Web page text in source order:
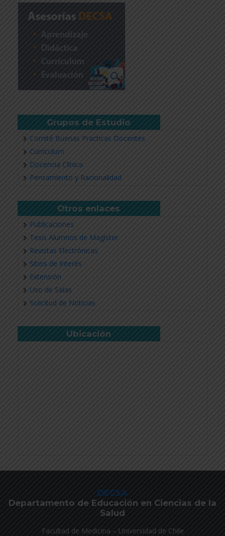
Grupos de Estudio
Comité Buenas Practicas Docentes
Currículum
Docencia Clínica
Pensamiento y Racionalidad
Otros enlaces
Publicaciones
Tesis Alumnos de Magíster
Revistas Electrónicas
Sitios de Interés
Extensión
Uso de Salas
Solicitud de Noticias
Ubicación
DECSA
Departamento de Educación en Ciencias de la
Salud
Facultad de Medicina – Universidad de Chile
Revisar más información